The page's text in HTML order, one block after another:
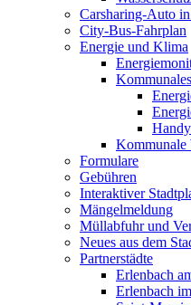
Carsharing-Auto
City-Bus-Fahrplan
Energie und Klima
Kommunale
Formulare
Gebühren
Interaktiver
Mängelmeldung
Müllabfuhr und
Neues aus dem
Partnerstädte
Erlenbach
Erlenbach